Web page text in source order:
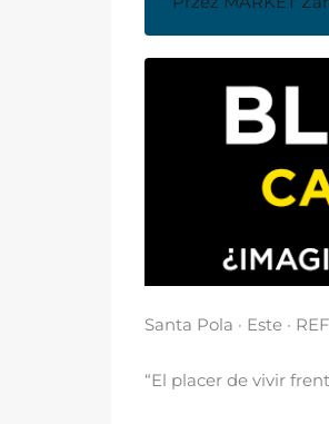
Santa Pola · Este · REF
“El placer de vivir